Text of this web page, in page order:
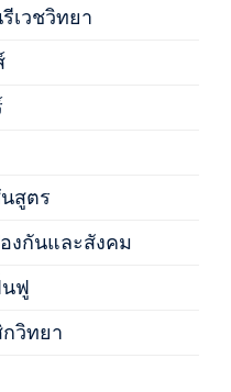
เวชวิทยา
สูตร
งกันและสังคม
ฟู
วิทยา